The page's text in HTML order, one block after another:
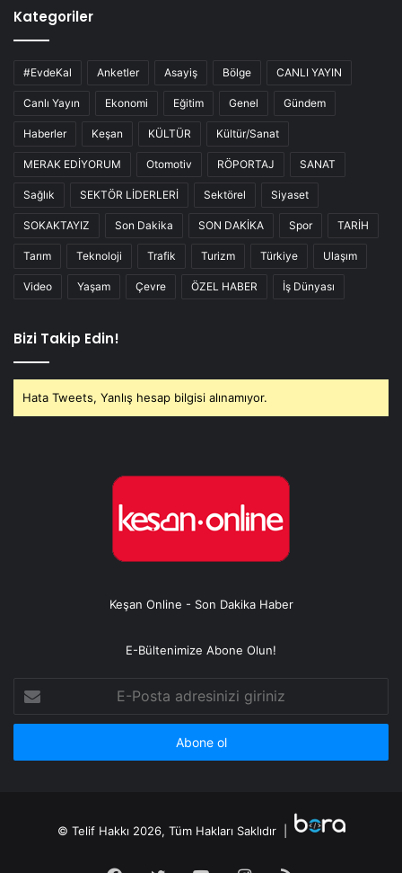
Kategoriler
#EvdeKal Anketler Asayiş Bölge CANLI YAYIN
Canlı Yayın Ekonomi Eğitim Genel Gündem
Haberler Keşan KÜLTÜR Kültür/Sanat
MERAK EDİYORUM Otomotiv RÖPORTAJ SANAT
Sağlık SEKTÖR LİDERLERİ Sektörel Siyaset
SOKAKTAYIZ Son Dakika SON DAKİKA Spor TARİH
Tarım Teknoloji Trafik Turizm Türkiye Ulaşım
Video Yaşam Çevre ÖZEL HABER İş Dünyası
Bizi Takip Edin!
Hata Tweets, Yanlış hesap bilgisi alınamıyor.
Keşan Online - Son Dakika Haber
E-Bültenimize Abone Olun!
Posta
adresinizi
© Telif Hakkı 2026, Tüm Hakları Saklıdır |